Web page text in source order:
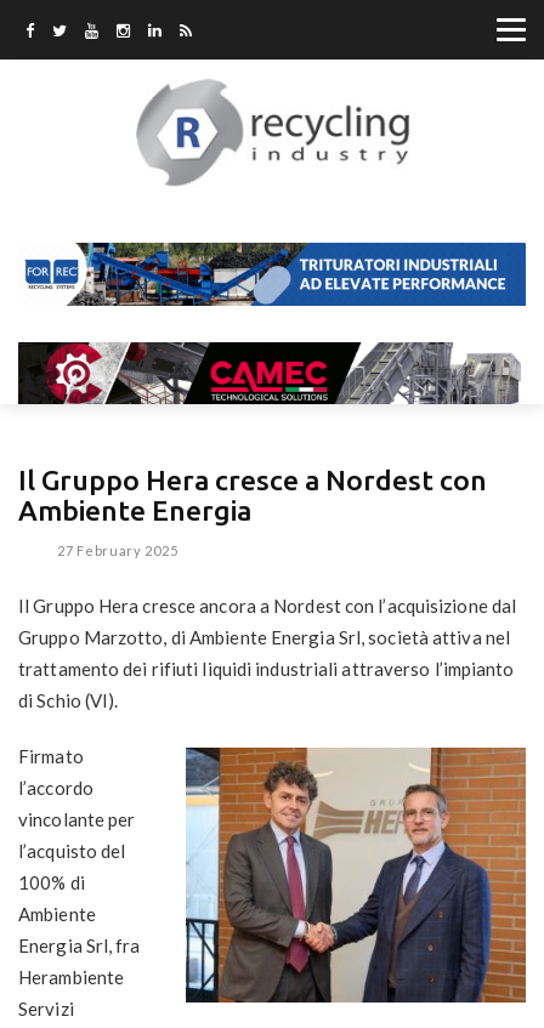
Il Gruppo Hera cresce a Nordest con
Ambiente Energia
27 February 2025
Il Gruppo Hera cresce ancora a Nordest con l’acquisizione dal
Gruppo Marzotto, di Ambiente Energia Srl, società attiva nel
trattamento dei rifiuti liquidi industriali attraverso l’impianto
di Schio (VI).
Firmato
l’accordo
vincolante per
l’acquisto del
100% di
Ambiente
Energia Srl, fra
Herambiente
Servizi